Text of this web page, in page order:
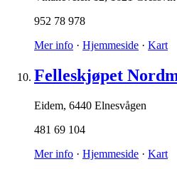
952 78 978
Mer info · Hjemmeside · Kart
Felleskjøpet
Eidem, 6440 Elnesvågen
481 69 104
Mer info · Hjemmeside · Kart